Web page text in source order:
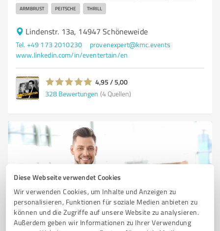
Diese Webseite verwendet Cookies
Wir verwenden Cookies, um Inhalte und Anzeigen zu
personalisieren, Funktionen für soziale Medien anbieten zu
können und die Zugriffe auf unsere Website zu analysieren.
Außerdem geben wir Informationen zu Ihrer Verwendung
ARMBRUST PEITSCHE THRILL
Lindenstr. 13a, 14947 Schöneweide
Tel. +49 173 2010230
provenexpert@kmc.events
www.linkedin.com/in/eventertain/en
4,95 / 5,00
328 Bewertungen (4 Quellen)
Sie möchten auch hier gelistet werden?